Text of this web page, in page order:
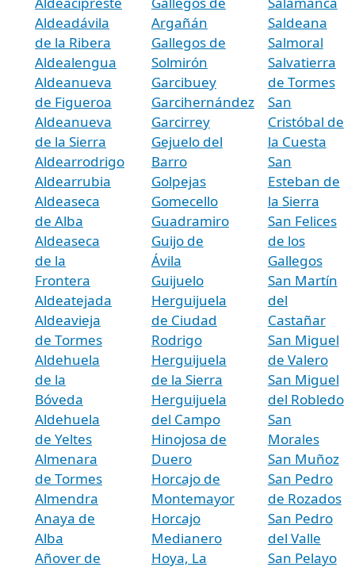
Aldeadávila
de la Ribera
Aldealengua
Aldeanueva
de Figueroa
Aldeanueva
de la Sierra
Aldearrodrigo
Aldearrubia
Aldeaseca
de Alba
Aldeaseca
de la
Frontera
Aldeatejada
Aldeavieja
de Tormes
Aldehuela
de la
Bóveda
Aldehuela
de Yeltes
Almenara
de Tormes
Almendra
Anaya de
Alba
Añover de
Argañán
Gallegos de
Solmirón
Garcibuey
Garcihernández
Garcirrey
Gejuelo del
Barro
Golpejas
Gomecello
Guadramiro
Guijo de
Ávila
Guijuelo
Herguijuela
de Ciudad
Rodrigo
Herguijuela
de la Sierra
Herguijuela
del Campo
Hinojosa de
Duero
Horcajo de
Montemayor
Horcajo
Medianero
Hoya, La
Saldeana
Salmoral
Salvatierra
de Tormes
San
Cristóbal de
la Cuesta
San
Esteban de
la Sierra
San Felices
de los
Gallegos
San Martín
del
Castañar
San Miguel
de Valero
San Miguel
del Robledo
San
Morales
San Muñoz
San Pedro
de Rozados
San Pedro
del Valle
San Pelayo